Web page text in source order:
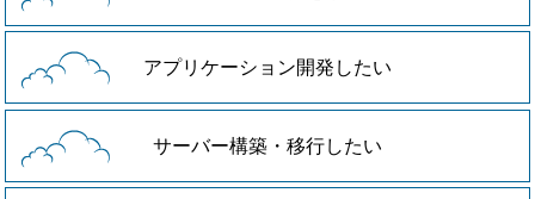
アプリケーション開発したい
サーバー構築・移行したい